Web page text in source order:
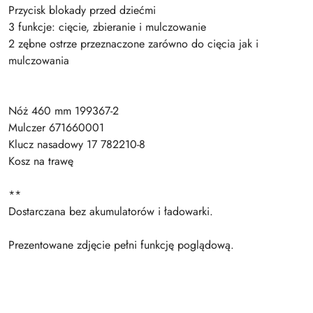
Przycisk blokady przed dziećmi
3 funkcje: cięcie, zbieranie i mulczowanie
2 zębne ostrze przeznaczone zarówno do cięcia jak i
mulczowania
Nóż 460 mm 199367-2
Mulczer 671660001
Klucz nasadowy 17 782210-8
Kosz na trawę
**
Dostarczana bez akumulatorów i ładowarki.
Prezentowane zdjęcie pełni funkcję poglądową.